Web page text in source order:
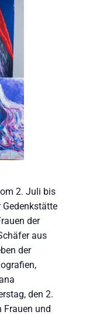
2. Juli bis
Gedenkstätte
der
aus
der
den 2.
Frauen und